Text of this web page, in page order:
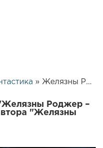
» Желязны Роджер – Предсмертная песня | 26151
Роджер –
"Желязны